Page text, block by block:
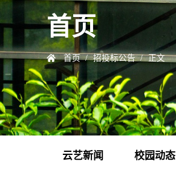
首页
首页 / 招投标公告 / 正文
云艺新闻 校园动态